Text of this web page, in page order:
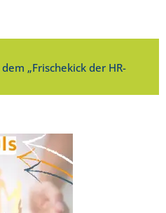
„Frischekick der HR-